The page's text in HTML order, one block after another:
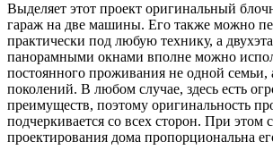
Выделяет этот проект оригинальный
гараж на две машины. Его также можно
практически под любую технику, а
панорамными окнами вполне можно
постоянного проживания не одной семьи,
поколений. В любом случае, здесь есть
преимуществ, поэтому оригинальность
подчеркивается со всех сторон. При этом
проектирования дома пропорциональна